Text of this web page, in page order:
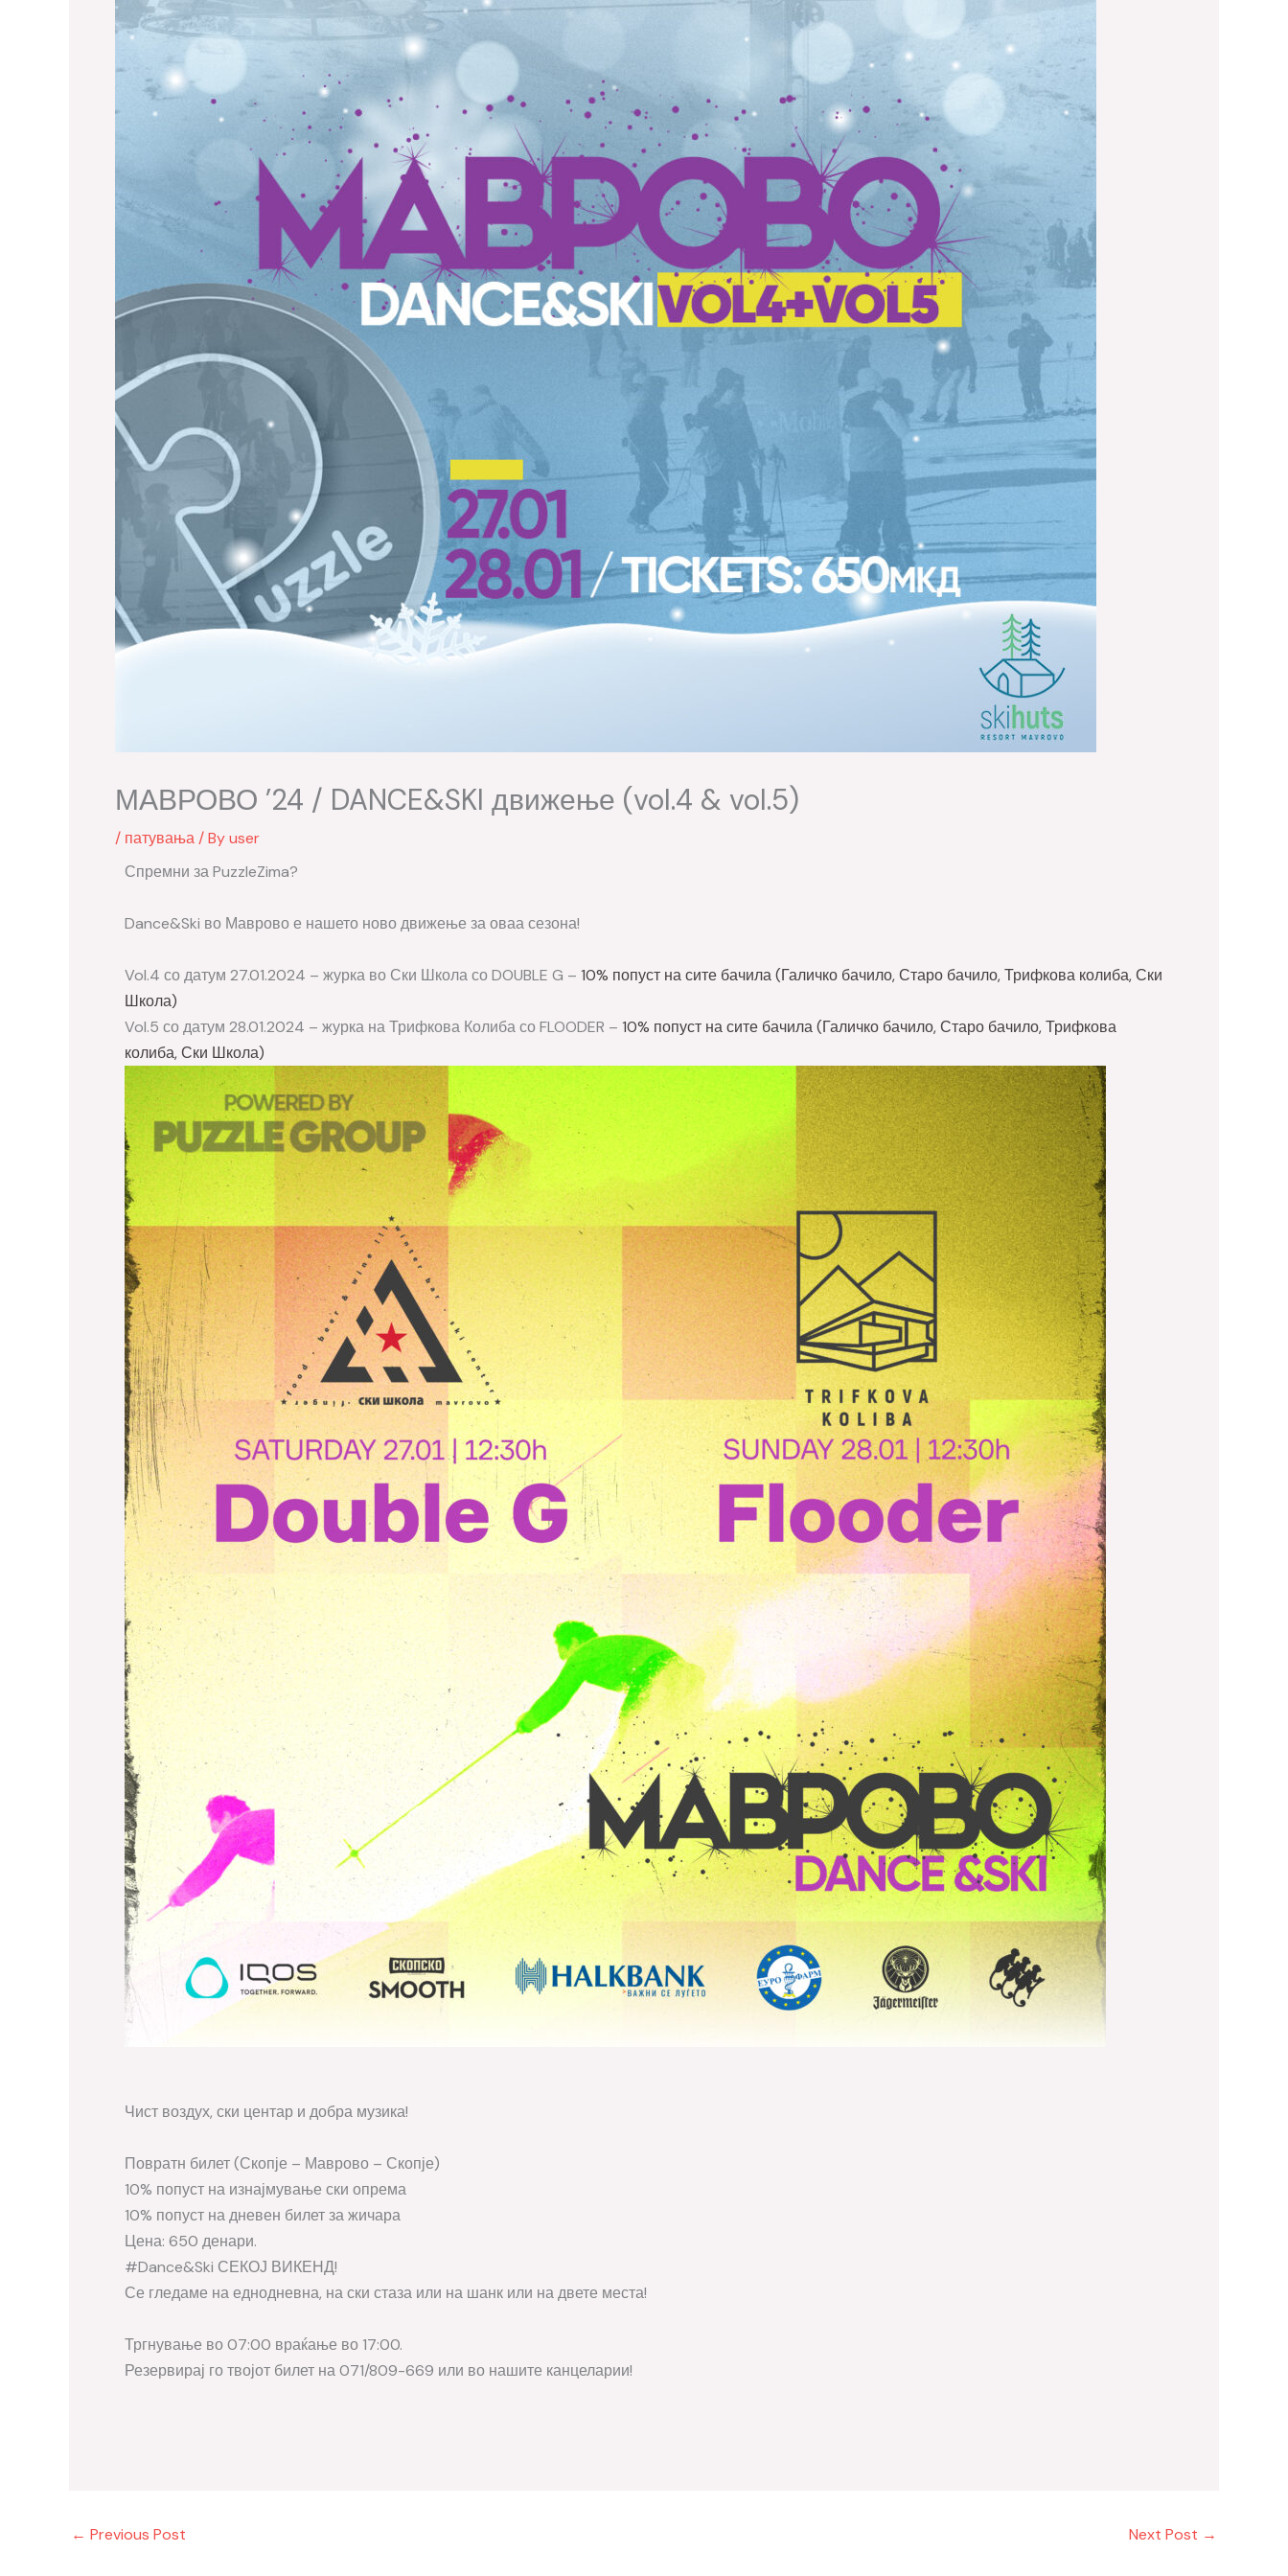
МАВРОВО ’24 / DANCE&SKI движење (vol.4 & vol.5)
/ патувања/ Byuser
Спремни за PuzzleZima?
Dance&Ski во Маврово е нашето ново движење за оваа сезона!
Vol.4 со датум 27.01.2024 – журка во Ски Школа со DOUBLE G – 10% попуст на сите бачила (Галичко бачило, Старо бачило, Трифкова колиба, Ски
Школа)
Vol.5 со датум 28.01.2024 – журка на Трифкова Колиба со FLOODER – 10% попуст на сите бачила (Галичко бачило, Старо бачило, Трифкова
колиба, Ски Школа)
Чист воздух, ски центар и добра музика!
Повратн билет (Скопје – Маврово – Скопје)
10% попуст на изнајмување ски опрема
10% попуст на дневен билет за жичара
Цена: 650 денари.
#Dance&Ski СЕКОЈ ВИКЕНД!
Се гледаме на еднодневна, на ски стаза или на шанк или на двете места!
Тргнување во 07:00 враќање во 17:00.
Резервирај го твојот билет на 071/809-669 или во нашите канцеларии!
← Previous Post Next Post →